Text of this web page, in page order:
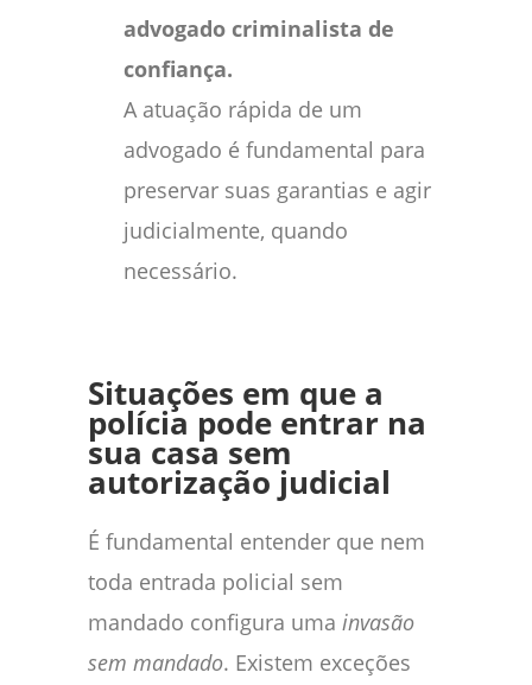
advogado criminalista de
confiança.
A atuação rápida de um
advogado é fundamental para
preservar suas garantias e agir
judicialmente, quando
necessário.
Situações em que a
polícia pode entrar na
sua casa sem
autorização judicial
É fundamental entender que nem
toda entrada policial sem
mandado configura uma invasão
sem mandado. Existem exceções